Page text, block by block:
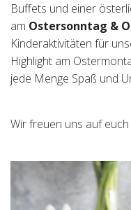
Buffets und einer
am Ostersonntag &
Kinderaktivitäten für
Highlight am
jede Menge Spaß und
⁠Wir freuen uns auf